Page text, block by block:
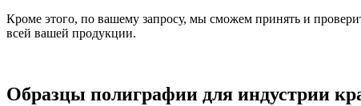
Кроме этого, по вашему запросу, мы сможем принять и
всей вашей продукции.
Образцы полиграфии для индустрии